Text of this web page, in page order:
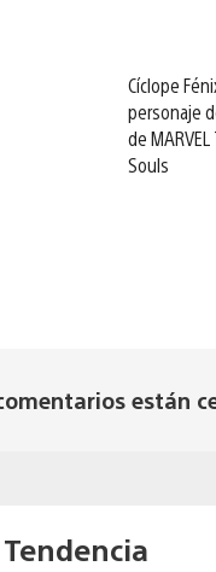
Cíclope
personaje
de
Souls
están